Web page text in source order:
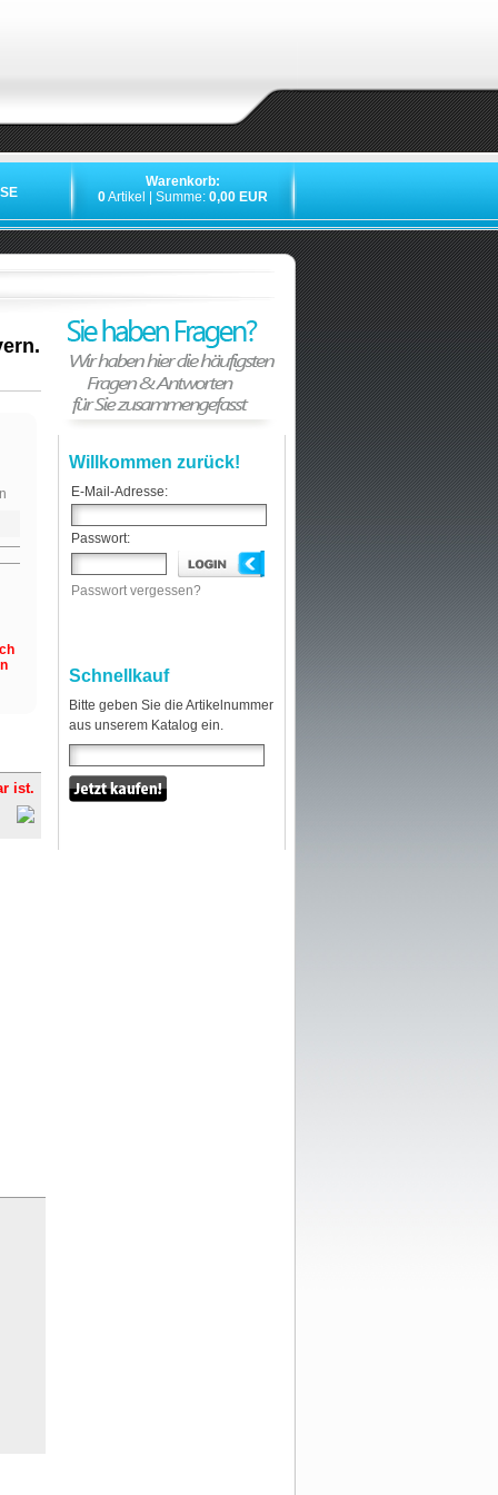
Warenkorb:
0Artikel | Summe: 0,00 EUR
ist.
Willkommen zurück!
E-Mail-Adresse:
Passwort:
Passwort vergessen?
Schnellkauf
Bitte geben Sie die Artikelnummer
aus unserem Katalog ein.